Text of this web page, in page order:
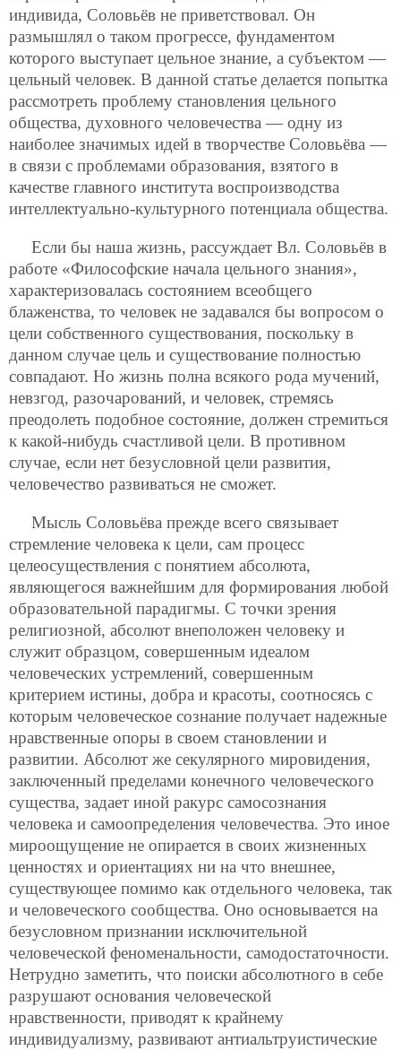
индивида, Соловьёв не приветствовал. Он
размышлял о таком прогрессе, фундаментом
которого выступает цельное знание, а субъектом —
цельный человек. В данной статье делается попытка
рассмотреть проблему становления цельного
общества, духовного человечества — одну из
наиболее значимых идей в творчестве Соловьёва —
в связи с проблемами образования, взятого в
качестве главного института воспроизводства
интеллектуально-культурного потенциала общества.
Если бы наша жизнь, рассуждает Вл. Соловьёв в
работе «Философские начала цельного знания»,
характеризовалась состоянием всеобщего
блаженства, то человек не задавался бы вопросом о
цели собственного существования, поскольку в
данном случае цель и существование полностью
совпадают. Но жизнь полна всякого рода мучений,
невзгод, разочарований, и человек, стремясь
преодолеть подобное состояние, должен стремиться
к какой-нибудь счастливой цели. В противном
случае, если нет безусловной цели развития,
человечество развиваться не сможет.
Мысль Соловьёва прежде всего связывает
стремление человека к цели, сам процесс
целеосуществления с понятием абсолюта,
являющегося важнейшим для формирования любой
образовательной парадигмы. С точки зрения
религиозной, абсолют внеположен человеку и
служит образцом, совершенным идеалом
человеческих устремлений, совершенным
критерием истины, добра и красоты, соотносясь с
которым человеческое сознание получает надежные
нравственные опоры в своем становлении и
развитии. Абсолют же секулярного мировидения,
заключенный пределами конечного человеческого
существа, задает иной ракурс самосознания
человека и самоопределения человечества. Это иное
мироощущение не опирается в своих жизненных
ценностях и ориентациях ни на что внешнее,
существующее помимо как отдельного человека, так
и человеческого сообщества. Оно основывается на
безусловном признании исключительной
человеческой феноменальности, самодостаточности.
Нетрудно заметить, что поиски абсолютного в себе
разрушают основания человеческой
нравственности, приводят к крайнему
индивидуализму, развивают антиальтруистические